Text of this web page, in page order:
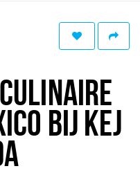
BIJ KEJ